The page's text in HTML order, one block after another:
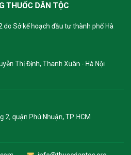
THUỐC DÂN TỘC
do Sở kế hoạch đầu tư thành phố Hà
Thị Định, Thanh Xuân - Hà Nội
2, quận Phú Nhuận, TP. HCM